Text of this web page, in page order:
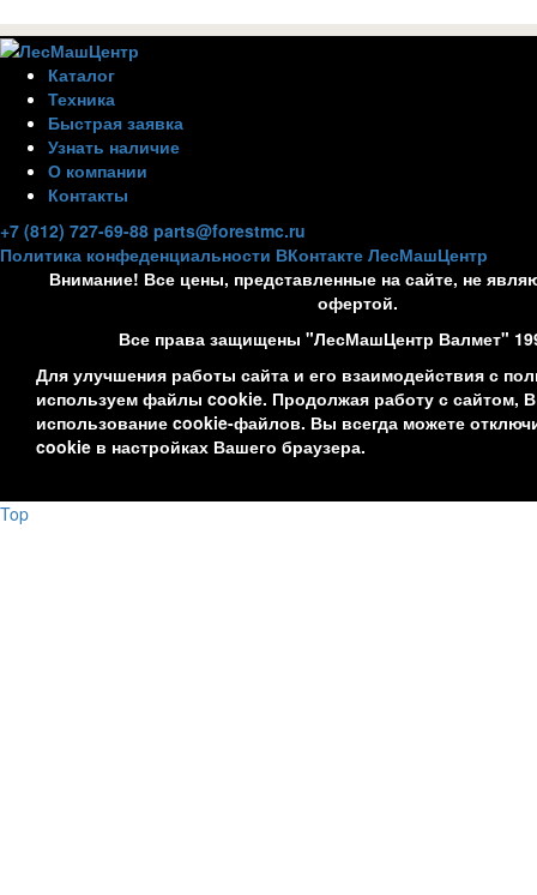
Каталог
Техника
Быстрая заявка
Узнать наличие
О компании
Контакты
+7 (812) 727-69-88 parts@forestmc.ru
Политика конфеденциальности ВКонтакте ЛесМашЦентр
Внимание! Все цены, представленные на сайте, не
офертой.
Все права защищены "ЛесМашЦентр Валмет"
Для улучшения работы сайта и его взаимодействия с
используем файлы cookie. Продолжая работу с сайтом,
использование cookie-файлов. Вы всегда можете
cookie в настройках Вашего браузера.
Top